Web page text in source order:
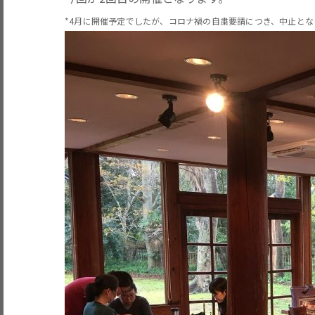
*4月に開催予定でしたが、コロナ禍の自粛要請につき、中止と